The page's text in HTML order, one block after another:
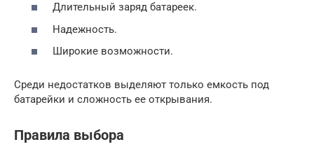
Длительный заряд батареек.
Надежность.
Широкие возможности.
Среди недостатков выделяют только емкость под
батарейки и сложность ее открывания.
Правила выбора